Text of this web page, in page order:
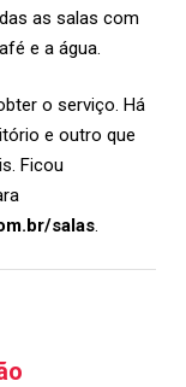
as salas com
e a água.
o serviço. Há
e outro que
Ficou
salas.